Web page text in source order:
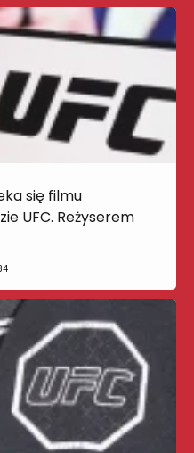
się filmu
UFC. Reżyserem